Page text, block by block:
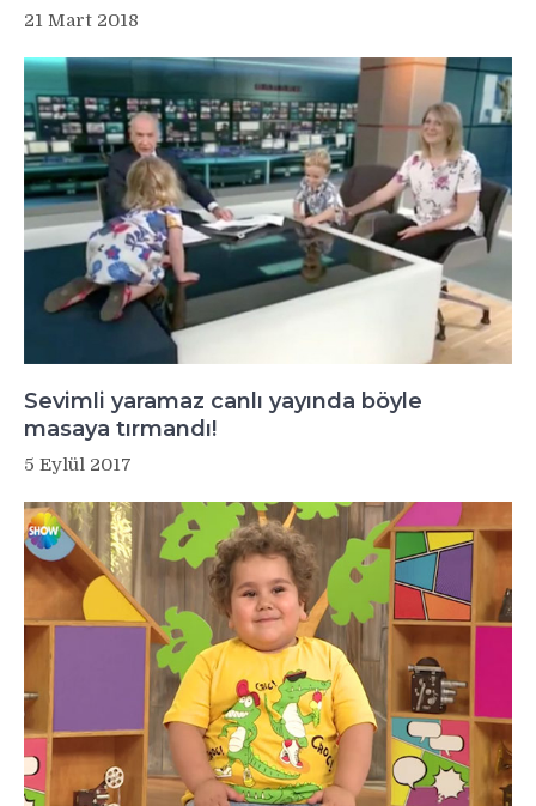
21 Mart 2018
Sevimli yaramaz canlı yayında böyle
masaya tırmandı!
5 Eylül 2017